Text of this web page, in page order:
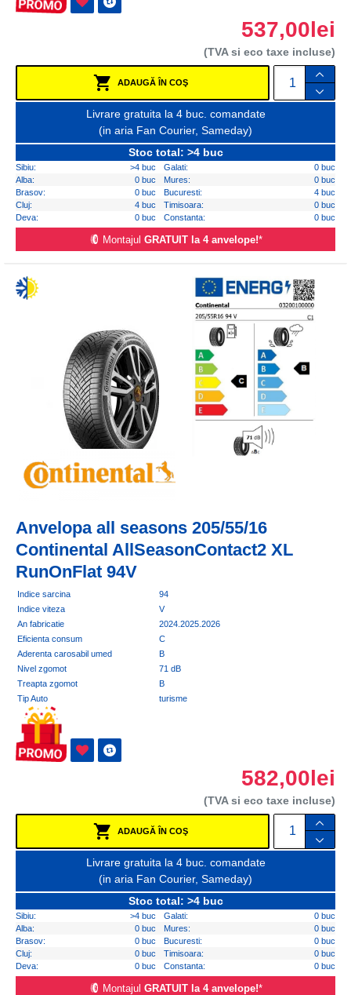
537,00lei
(TVA si eco taxe incluse)
ADAUGĂ ÎN COŞ
Livrare gratuita la 4 buc. comandate
(in aria Fan Courier, Sameday)
Stoc total: >4 buc
Sibiu: >4 buc Galati:
0 buc
Alba:
0 buc Mures:
0 buc
Brasov:
0 buc Bucuresti:
4 buc
Cluj:
4 buc Timisoara:
0 buc
Deva:
0 buc Constanta: 0 buc
Montajul GRATUIT la 4 anvelope!*
Anvelopa all seasons 205/55/16
Continental AllSeasonContact2 XL
RunOnFlat 94V
Indice sarcina
94
Indice viteza
V
An fabricatie
2024.2025.2026
Eficienta consum
C
Aderenta carosabil umed
B
Nivel zgomot
71 dB
Treapta zgomot
B
Tip Auto
turisme
582,00lei
(TVA si eco taxe incluse)
ADAUGĂ ÎN COŞ
Livrare gratuita la 4 buc. comandate
(in aria Fan Courier, Sameday)
Stoc total: >4 buc
Sibiu: >4 buc Galati:
0 buc
Alba:
0 buc Mures:
0 buc
Brasov:
0 buc Bucuresti:
0 buc
Cluj:
0 buc Timisoara:
0 buc
Deva:
0 buc Constanta: 0 buc
Montajul GRATUIT la 4 anvelope!*